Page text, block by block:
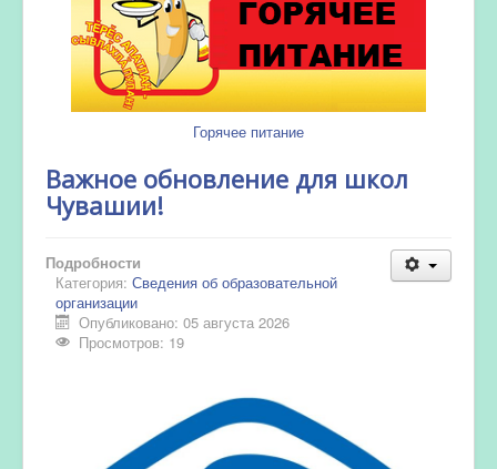
Горячее питание
Важное обновление для школ
Чувашии!
Подробности
Категория: Сведения об образовательной
организации
Опубликовано: 05 августа 2026
Просмотров: 19